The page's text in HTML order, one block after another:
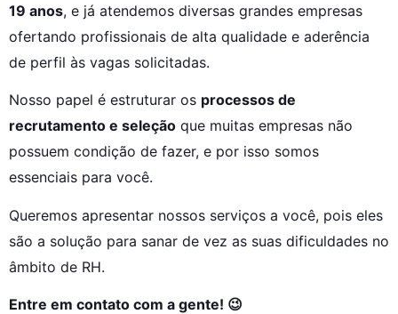
19 anos, e já atendemos diversas grandes empresas
ofertando profissionais de alta qualidade e aderência
de perfil às vagas solicitadas.
Nosso papel é estruturar os processos de
recrutamento e seleção que muitas empresas não
possuem condição de fazer, e por isso somos
essenciais para você.
Queremos apresentar nossos serviços a você, pois eles
são a solução para sanar de vez as suas dificuldades no
âmbito de RH.
Entre em contato com a gente! 😉